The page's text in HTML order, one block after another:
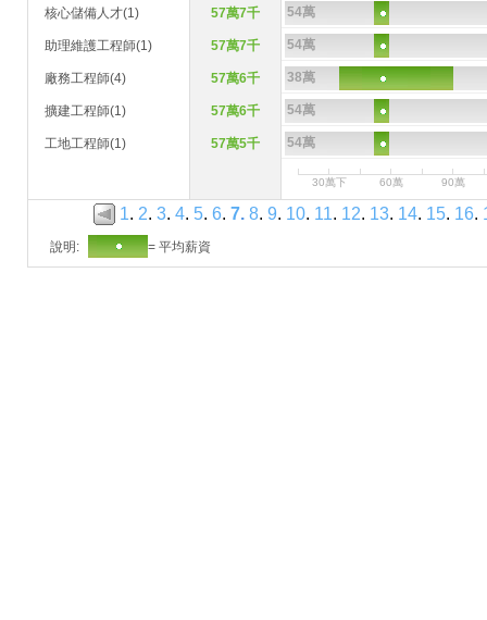
核心儲備人才(1) 57萬7千 54萬
助理維護工程師(1) 57萬7千 54萬
廠務工程師(4) 57萬6千 38萬
擴建工程師(1) 57萬6千 54萬
工地工程師(1) 57萬5千 54萬
30萬下 60萬 90萬
1. 2. 3. 4. 5. 6. 7. 8. 9. 10. 11. 12. 13. 14. 15. 16.
說明: = 平均薪資